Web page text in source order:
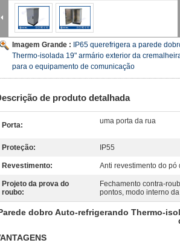
Imagem Grande :
IP65 querefrigera a parede
Thermo-isolada 19" armário exterior da
para o equipamento de comunicação
de produto detalhada
Porta: uma porta da rua
Proteção: IP55
Revestimento: Anti revestimento do pó
Projeto da prova do
roubo:
Fechamento contra-
pontos, modo interno
dobro Auto-refrigerando Thermo-